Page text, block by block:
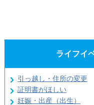
ライフイ
引っ越し・住所の変更
証明書がほしい
妊娠・出産（出生）